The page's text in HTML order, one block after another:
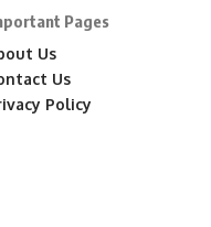
Pages
Us
Us
Policy